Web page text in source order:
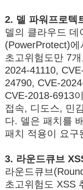
2. 델 파워프로텍
델의 클라우드 데
(PowerProtect)
초고위험도만 7
2024-41110,
24790, CVE-
CVE-2018-6913
접속, 디도스, 민
다. 델은 패치를
패치 적용이 요구
3. 라운드큐브
라운드큐브
초고위험도 XSS